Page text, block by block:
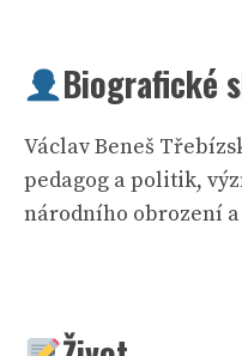
Biografické
Václav Beneš
pedagog a politik,
národního obrození